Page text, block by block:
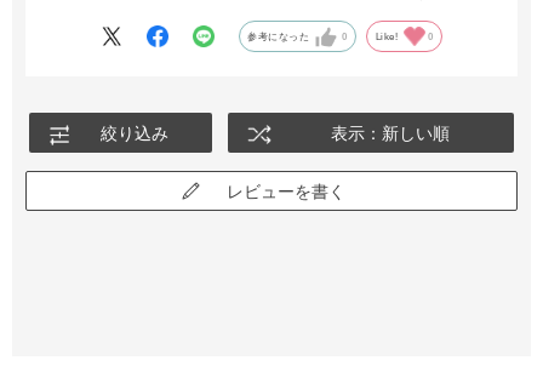
参考になった 0 Like! 0
絞り込み 表示：新しい順
レビューを書く